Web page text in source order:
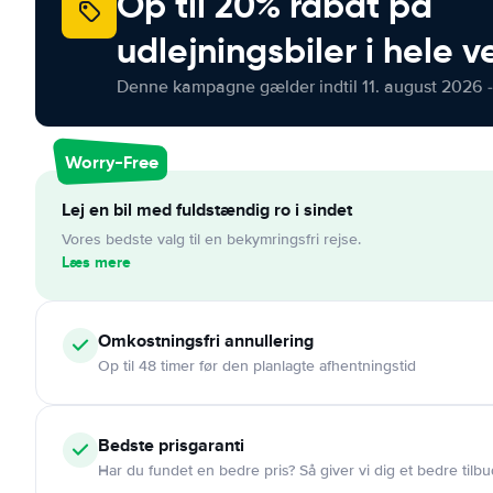
udlejningsbiler i hele
Denne kampagne gælder indtil 11. august 2026
Worry-Free
Lej en bil med fuldstændig ro i sindet
Vores bedste valg til en bekymringsfri rejse.
Læs mere
Omkostningsfri annullering
Op til 48 timer før den planlagte afhentningstid
Bedste prisgaranti
Har du fundet en bedre pris? Så giver vi dig et bedre